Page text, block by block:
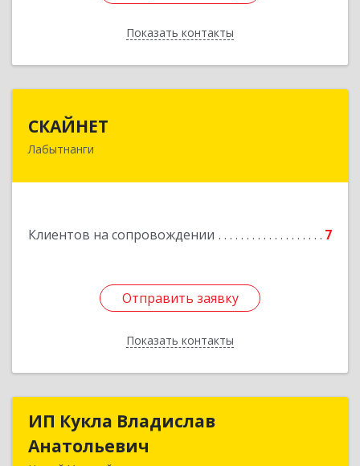
Показать контакты
Назад
СКАЙНЕТ
Лабытнанги
Клиентов на сопровождении 7
Отправить заявку
Показать контакты
629400, Ямало-Ненецкий АО, Лабытнанги г,
Отправить заявку
Назад
ИП Кукла Владислав
Анатольевич
ИП Кукла Владислав